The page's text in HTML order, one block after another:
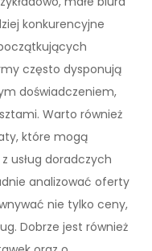
konkurencyjne
często dysponują
doświadczeniem,
Warto również
które mogą
usług doradczych
analizować oferty
nie tylko ceny,
Dobrze jest również